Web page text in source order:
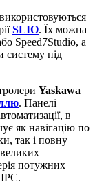
SLIO. Їх можна
Speed7Studio, а
систему під
Yaskawa
. Панелі
в
як навігацію по
так і повну
великих
потужних